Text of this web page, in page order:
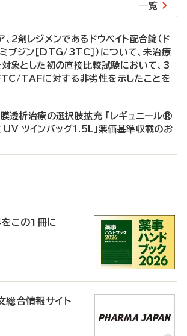
一覧
、2剤レジメンであるドウベイト配合錠（ド
ブジン［DTG/3TC］）について、未治療
象とした初の直接比較試験において、3
TAFに対する非劣性を示したことを
透析治療の選択肢拡充 「レギュニール®
ツインバッグ1.5L」薬価基準収載のお
をこの1冊に
総合情報サイト